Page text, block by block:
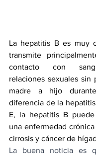
La hepatitis B es muy
transmite
contacto con
relaciones sexuales sin
madre a hijo
diferencia de la
E, la hepatitis B
una enfermedad
cirrosis y cáncer de
La buena noticia es